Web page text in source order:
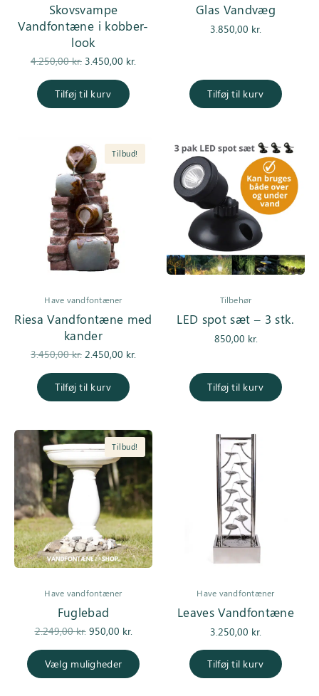
Skovsvampe
Vandfontæne i kobber-
look
4.250,00kr.
Den
pris var:
4.250,00 kr..
3.450,00 kr.
Tilføj til kurv
Glas Vandvæg
3.850,00 kr.
Tilføj til kurv
Tilbud!
Have vandfontæner
Riesa Vandfontæne med
kander
3.450,00kr.
Den
pris var:
3.450,00 kr..
2.450,00 kr.
Tilføj til kurv
Tilbehør
LED spot sæt – 3 stk.
850,00 kr.
Tilføj til kurv
Tilbud!
Have vandfontæner
Fuglebad
2.249,00kr.
Den
pris var:
2.249,00 kr..
950,00 kr.
pris er:
950,00 kr..
Vælg muligheder
Have vandfontæner
Leaves Vandfontæne
3.250,00 kr.
Tilføj til kurv